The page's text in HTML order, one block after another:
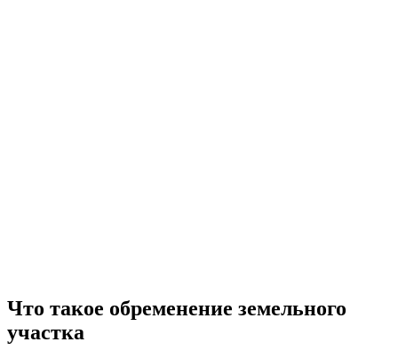
Что такое обременение земельного
участка